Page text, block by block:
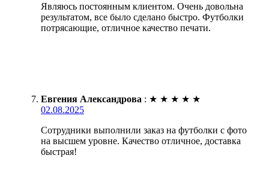
Являюсь постоянным клиентом. Очень довольна
результатом, все было сделано быстро. Футболки
потрясающие, отличное качество печати.
Евгения Александрова : ★ ★ ★ ★ ★
02.08.2025
Сотрудники выполнили заказ на футболки с фото
на высшем уровне. Качество отличное, доставка
быстрая!